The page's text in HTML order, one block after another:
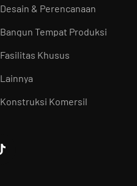
Desain & Perencanaan
Bangun Tempat Produksi
Fasilitas Khusus
Lainnya
Konstruksi Komersil